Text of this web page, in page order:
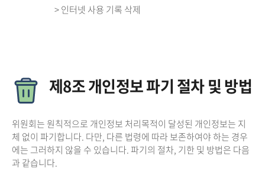
> 인터넷 사용 기록 삭제
제8조 개인정보 파기 절차 및 방법
위원회는 원칙적으로 개인정보 처리목적이 달성된 개인정보는 지
체 없이 파기합니다. 다만, 다른 법령에 따라 보존하여야 하는 경우
에는 그러하지 않을 수 있습니다. 파기의 절차, 기한 및 방법은 다음
과 같습니다.